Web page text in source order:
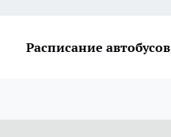
Расписание автобусов